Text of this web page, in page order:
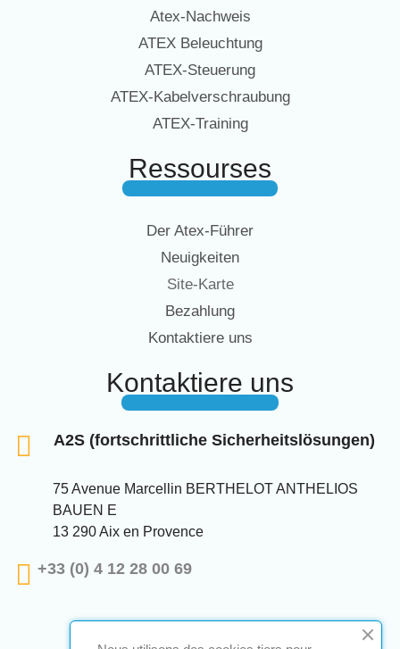
Atex-Nachweis
ATEX Beleuchtung
ATEX-Steuerung
ATEX-Kabelverschraubung
ATEX-Training
Ressourses
Der Atex-Führer
Neuigkeiten
Site-Karte
Bezahlung
Kontaktiere uns
Kontaktiere uns
A2S (fortschrittliche Sicherheitslösungen)
75 Avenue Marcellin BERTHELOT ANTHELIOS
BAUEN E
13 290 Aix en Provence
+33 (0) 4 12 28 00 69